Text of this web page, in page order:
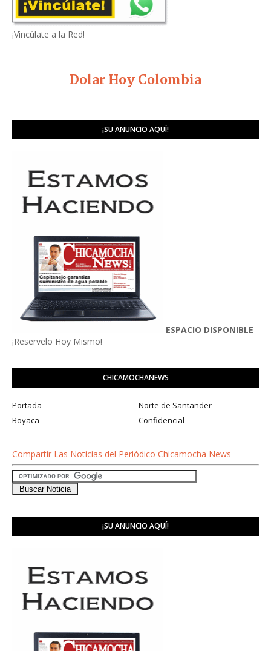
¡Vincúlate a la Red!
Dolar Hoy Colombia
¡SU ANUNCIO AQUÍ!
ESPACIO DISPONIBLE
¡Reservelo Hoy Mismo!
CHICAMOCHANEWS
Portada
Norte de Santander
Boyaca
Confidencial
Compartir Las Noticias del Periódico Chicamocha News
¡SU ANUNCIO AQUÍ!